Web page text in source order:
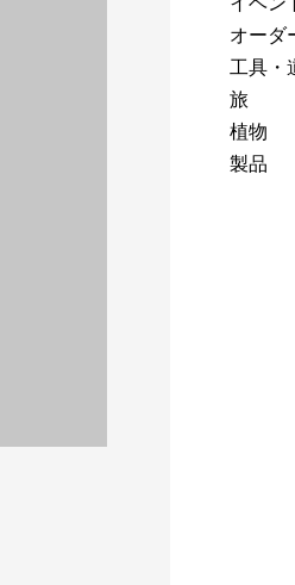
オーダ
工具・
旅
植物
製品